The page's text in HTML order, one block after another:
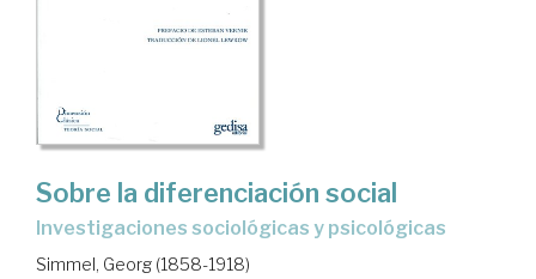
Sobre la diferenciación social
investigaciones sociológicas y psicológicas
Simmel, Georg (1858-1918)